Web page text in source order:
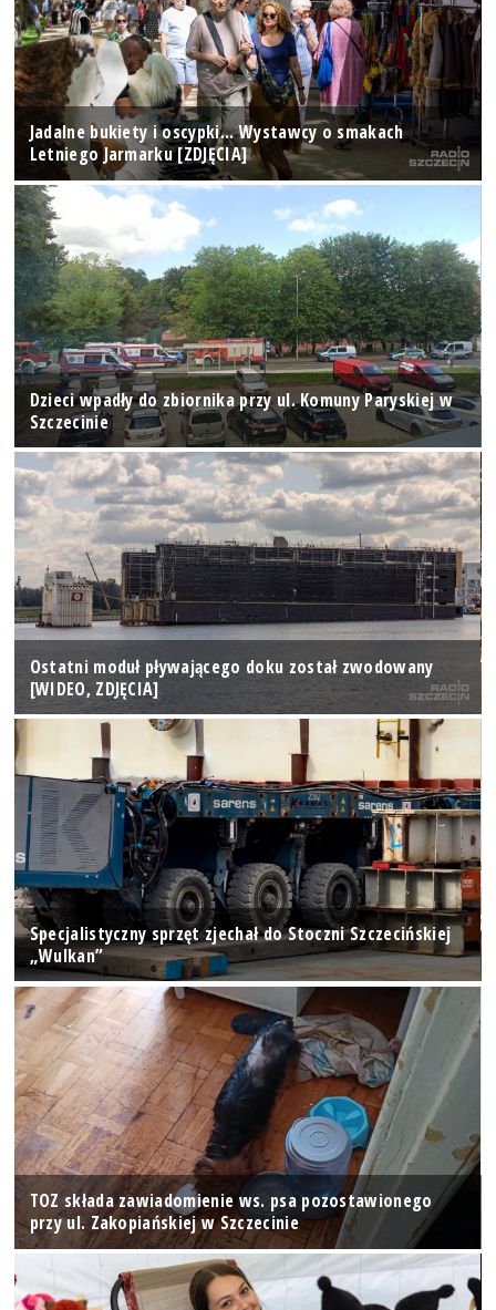
Jadalne bukiety i oscypki... Wystawcy o smakach
Letniego Jarmarku [ZDJĘCIA]
Dzieci wpadły do zbiornika przy ul. Komuny Paryskiej w
Szczecinie
Ostatni moduł pływającego doku został zwodowany
[WIDEO, ZDJĘCIA]
Specjalistyczny sprzęt zjechał do Stoczni Szczecińskiej
„Wulkan”
TOZ składa zawiadomienie ws. psa pozostawionego
przy ul. Zakopiańskiej w Szczecinie